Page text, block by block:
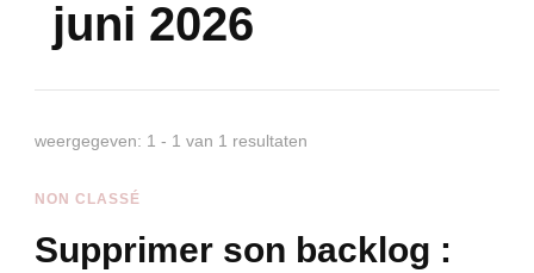
juni 2026
weergegeven: 1 - 1 van 1 resultaten
NON CLASSÉ
Supprimer son backlog :